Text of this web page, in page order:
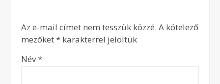
Az e-mail címet nem tesszük közzé. A kötelező
mezőket* karakterrel jelöltük
Név*